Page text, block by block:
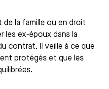
de la famille ou en droit
les ex-époux dans la
contrat. Il veille à ce que
protégés et que les